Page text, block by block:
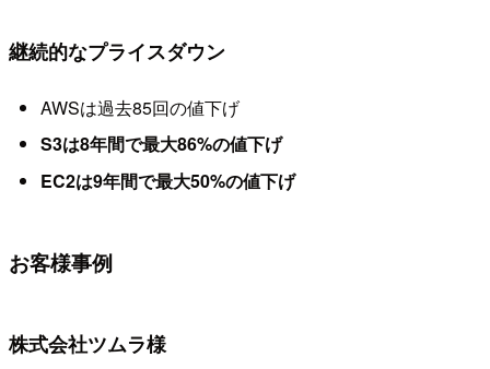
継続的なプライスダウン
AWSは過去85回の値下げ
S3は8年間で最大86%の値下げ
EC2は9年間で最大50%の値下げ
お客様事例
株式会社ツムラ様